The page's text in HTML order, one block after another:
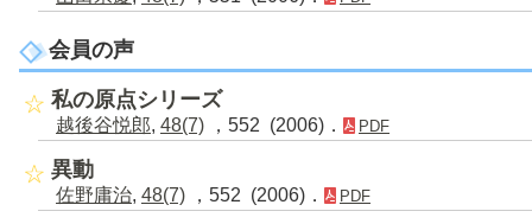
会員の声
私の原点シリーズ
越後谷悦郎, 48(7) ，552 (2006)． PDF
異動
佐野庸治, 48(7) ，552 (2006)． PDF